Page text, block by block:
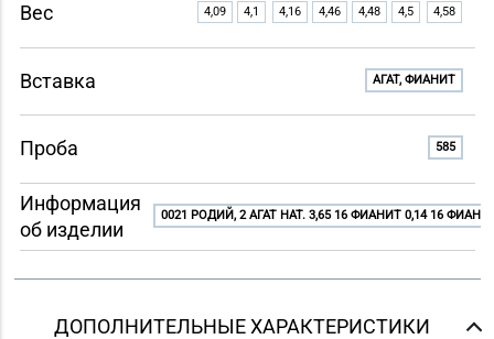
Вес 4,09 4,1 4,16 4,46 4,48 4,5 4,58
Вставка АГАТ, ФИАНИТ
Проба 585
Информация
об изделии
0021 РОДИЙ, 2 АГАТ НАТ. 3,65 16 ФИАНИТ 0,14 16
ДОПОЛНИТЕЛЬНЫЕ ХАРАКТЕРИСТИКИ